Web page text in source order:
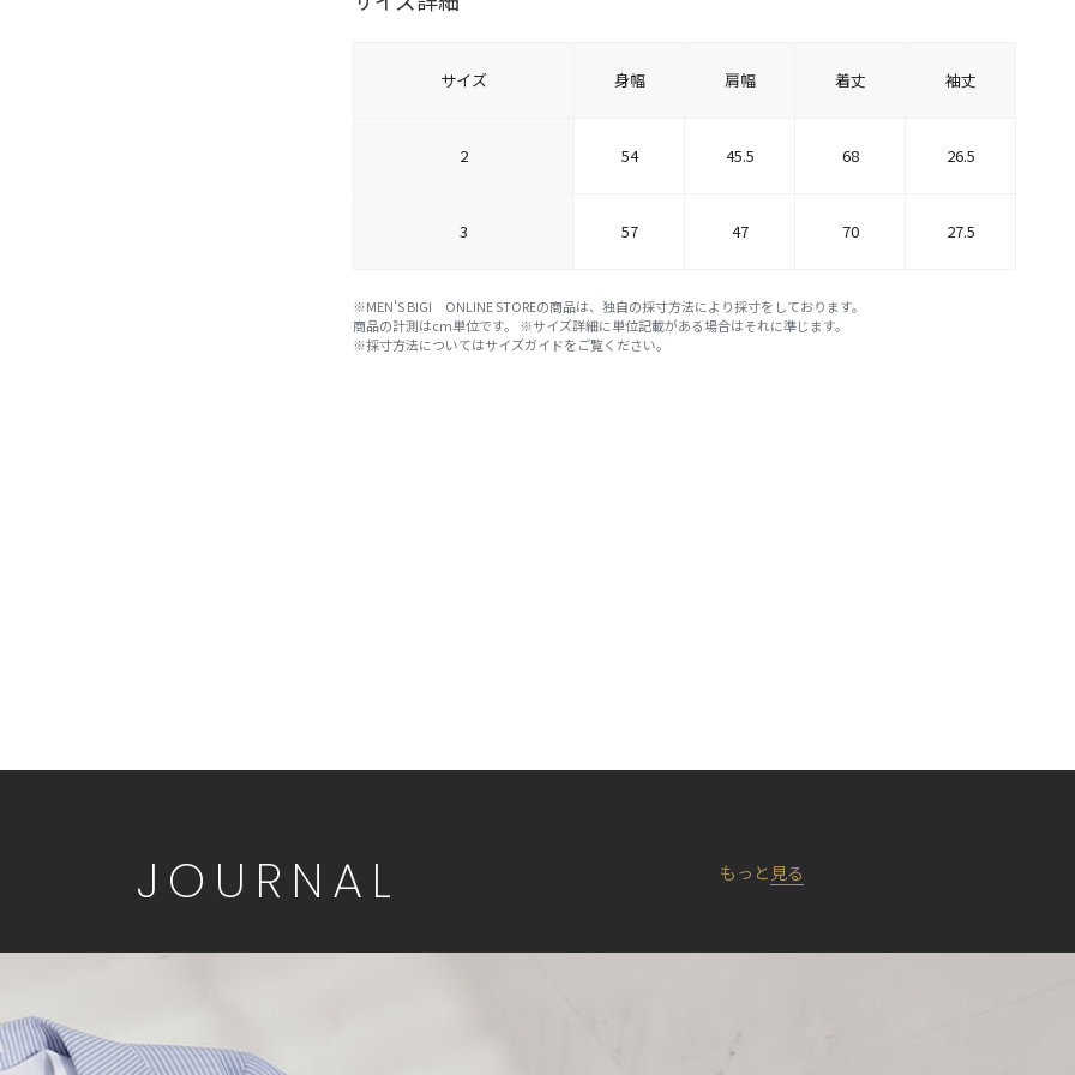
サイズ 身幅 肩幅 着丈 袖丈
2 54 45.5 68 26.5
3 57 47 70 27.5
※MEN'S BIGI ONLINE STOREの商品は、独自の採寸方法により採寸をしております。
商品の計測はcm単位です。 ※サイズ詳細に単位記載がある場合はそれに準じます。
※採寸方法についてはサイズガイドをご覧ください。
JOURNAL もっと 見る